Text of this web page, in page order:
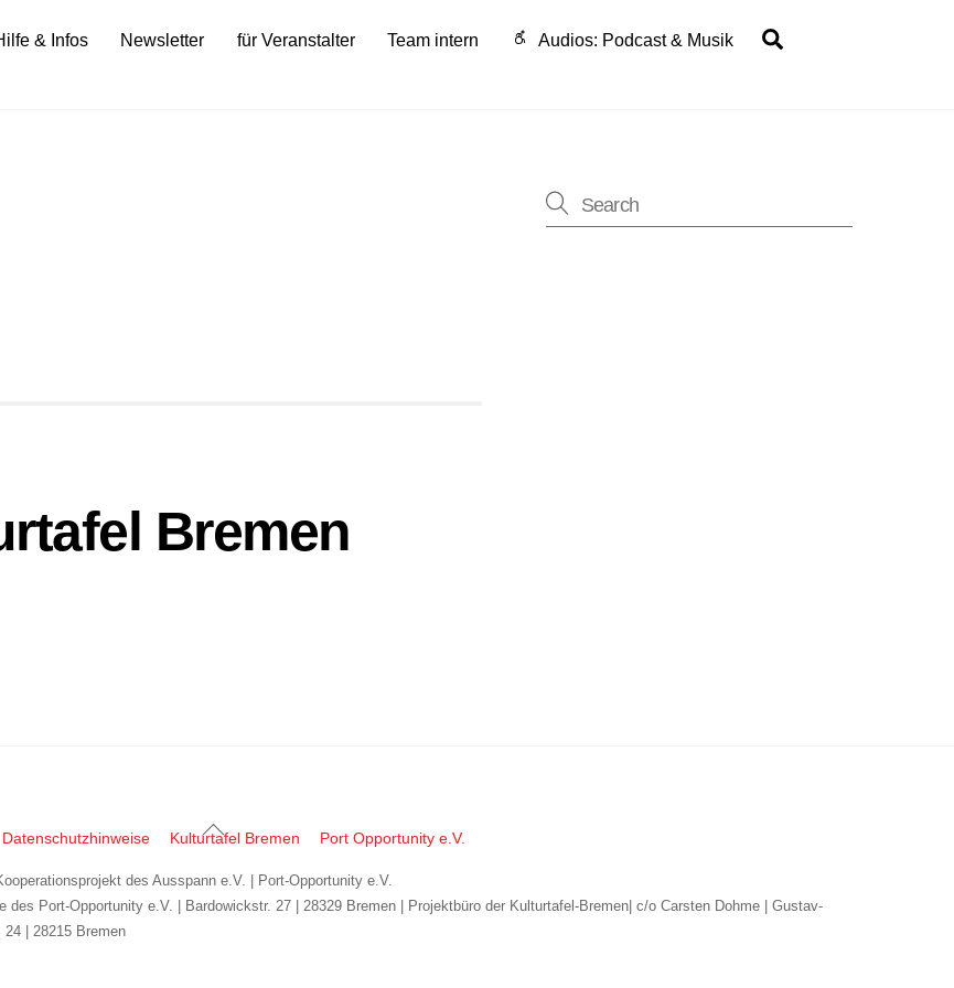
& Infos Newsletter für Veranstalter Team intern Audios: Podcast & Musik
Bremen
Back
Top
Datenschutzhinweise Kulturtafel Bremen Port Opportunity e.V.
des Ausspann e.V. | Port-Opportunity e.V.
des Port-Opportunity e.V. | Bardowickstr. 27 | 28329 Bremen | Projektbüro der Kulturtafel-Bremen| c/o Carsten Dohme | Gustav-
24 | 28215 Bremen